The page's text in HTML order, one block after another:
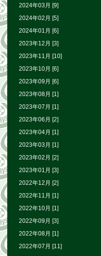
2024年03月 [9]
2024年02月 [5]
2024年01月 [6]
2023年12月 [3]
2023年11月 [10]
2023年10月 [6]
2023年09月 [6]
2023年08月 [1]
2023年07月 [1]
2023年06月 [2]
2023年04月 [1]
2023年03月 [1]
2023年02月 [2]
2023年01月 [3]
2022年12月 [2]
2022年11月 [1]
2022年10月 [1]
2022年09月 [3]
2022年08月 [1]
2022年07月 [11]